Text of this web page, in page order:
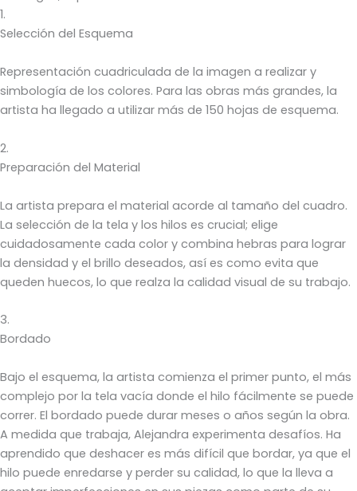
1.
Selección del Esquema
Representación cuadriculada de la imagen a realizar y
simbología de los colores. Para las obras más grandes, la
artista ha llegado a utilizar más de 150 hojas de esquema.
2.
Preparación del Material
La artista prepara el material acorde al tamaño del cuadro.
La selección de la tela y los hilos es crucial; elige
cuidadosamente cada color y combina hebras para lograr
la densidad y el brillo deseados, así es como evita que
queden huecos, lo que realza la calidad visual de su trabajo.
3.
Bordado
Bajo el esquema, la artista comienza el primer punto, el más
complejo por la tela vacía donde el hilo fácilmente se puede
correr. El bordado puede durar meses o años según la obra.
A medida que trabaja, Alejandra experimenta desafíos. Ha
aprendido que deshacer es más difícil que bordar, ya que el
hilo puede enredarse y perder su calidad, lo que la lleva a